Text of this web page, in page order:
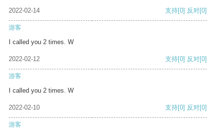
2022-02-14 支持[0] 反对[0]
游客
I called you 2 times. W
2022-02-12 支持[0] 反对[0]
游客
I called you 2 times. W
2022-02-10 支持[0] 反对[0]
游客